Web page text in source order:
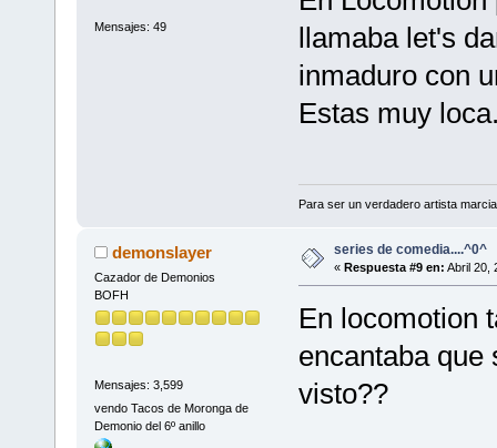
Mensajes: 49
llamaba let's
inmaduro con
Estas muy
Para ser un verdadero artista
demonslayer
Cazador de Demonios
BOFH
Mensajes: 3,599
vendo Tacos de Moronga de
Demonio del 6º anillo
series de comedia....^0^
« Respuesta #9 en: Abril 20,
En locomotion
encantaba que
visto??